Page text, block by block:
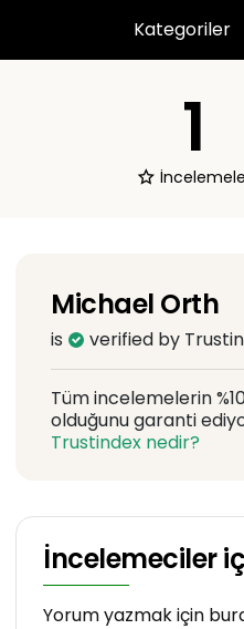
Kategoriler
1
Michael Orth
is verified by
Tüm incelemelerin
olduğunu garanti
Trustindex nedir?
İncelemeciler
Yorum yazmak için